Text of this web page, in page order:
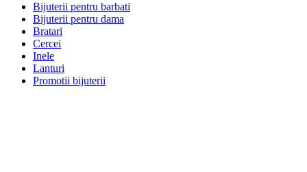
Bijuterii pentru barbati
Bijuterii pentru dama
Bratari
Cercei
Inele
Lanturi
Promotii bijuterii